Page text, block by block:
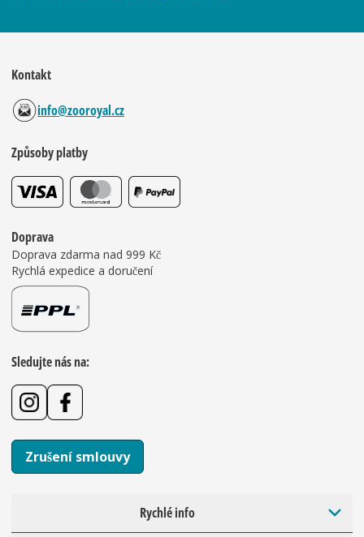
Kontakt
info@zooroyal.cz
Způsoby platby
Doprava
Doprava zdarma nad 999 Kč
Rychlá expedice a doručení
Sledujte nás na:
Zrušení smlouvy
Rychlé info